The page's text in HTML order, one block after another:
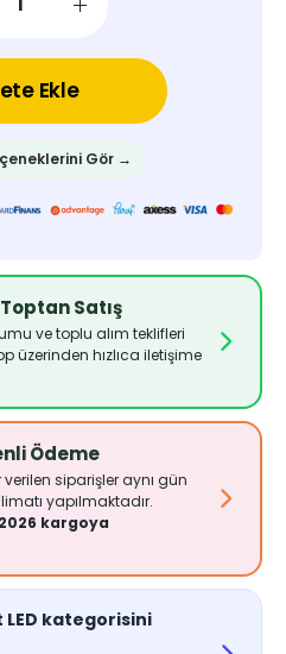
Ekle
Gör →
Satış
ve toplu alım teklifleri
üzerinden hızlıca iletişime
Ödeme
siparişler aynı gün
yapılmaktadır.
kargoya
LED kategorisini